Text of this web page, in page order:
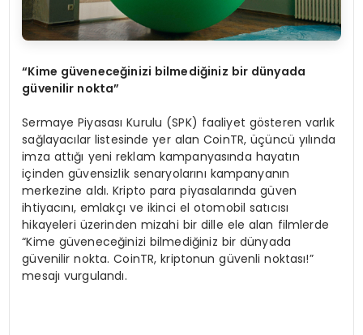
“Kime güveneceğinizi bilmediğiniz bir dünyada
güvenilir nokta”
Sermaye Piyasası Kurulu (SPK) faaliyet gösteren varlık
sağlayacılar listesinde yer alan CoinTR, üçüncü yılında
imza attığı yeni reklam kampanyasında hayatın
içinden güvensizlik senaryolarını kampanyanın
merkezine aldı. Kripto para piyasalarında güven
ihtiyacını, emlakçı ve ikinci el otomobil satıcısı
hikayeleri üzerinden mizahi bir dille ele alan filmlerde
“Kime güveneceğinizi bilmediğiniz bir dünyada
güvenilir nokta. CoinTR, kriptonun güvenli noktası!”
mesajı vurgulandı.